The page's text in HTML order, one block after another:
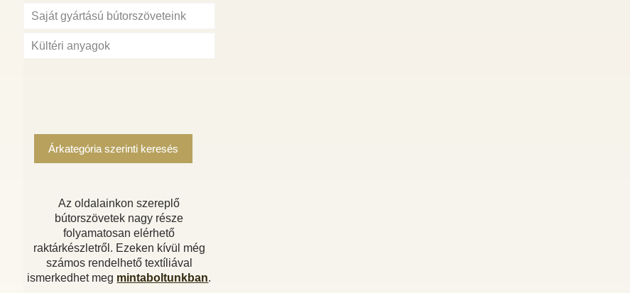
Saját gyártású bútorszöveteink
Kültéri anyagok
Árkategória szerinti keresés
Az oldalainkon szereplő
bútorszövetek nagy része
folyamatosan elérhető
raktárkészletről. Ezeken kívül még
számos rendelhető textíliával
ismerkedhet meg mintaboltunkban.